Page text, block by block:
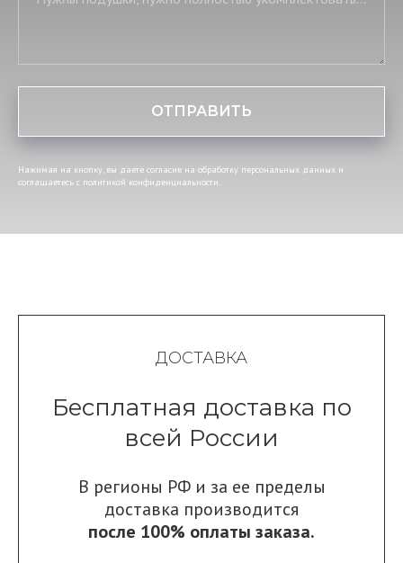
ОТПРАВИТЬ
Нажимая на кнопку, вы даете согласие на обработку персональных данных и
соглашаетесь c политикой конфиденциальности.
ДОСТАВКА
Бесплатная доставка по
всей России
В регионы РФ и за ее пределы
доставка производится
после 100% оплаты заказа.